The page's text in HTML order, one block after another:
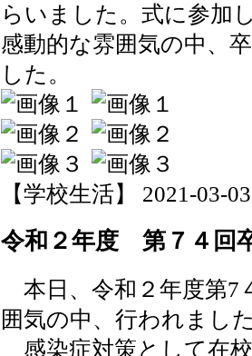
らいました。式に参加
感動的な雰囲気の中、
した。
【学校生活】 2021-03-
令和２年度 第７４回
本日、令和２年度第7
囲気の中、行われまし
感染症対策として在